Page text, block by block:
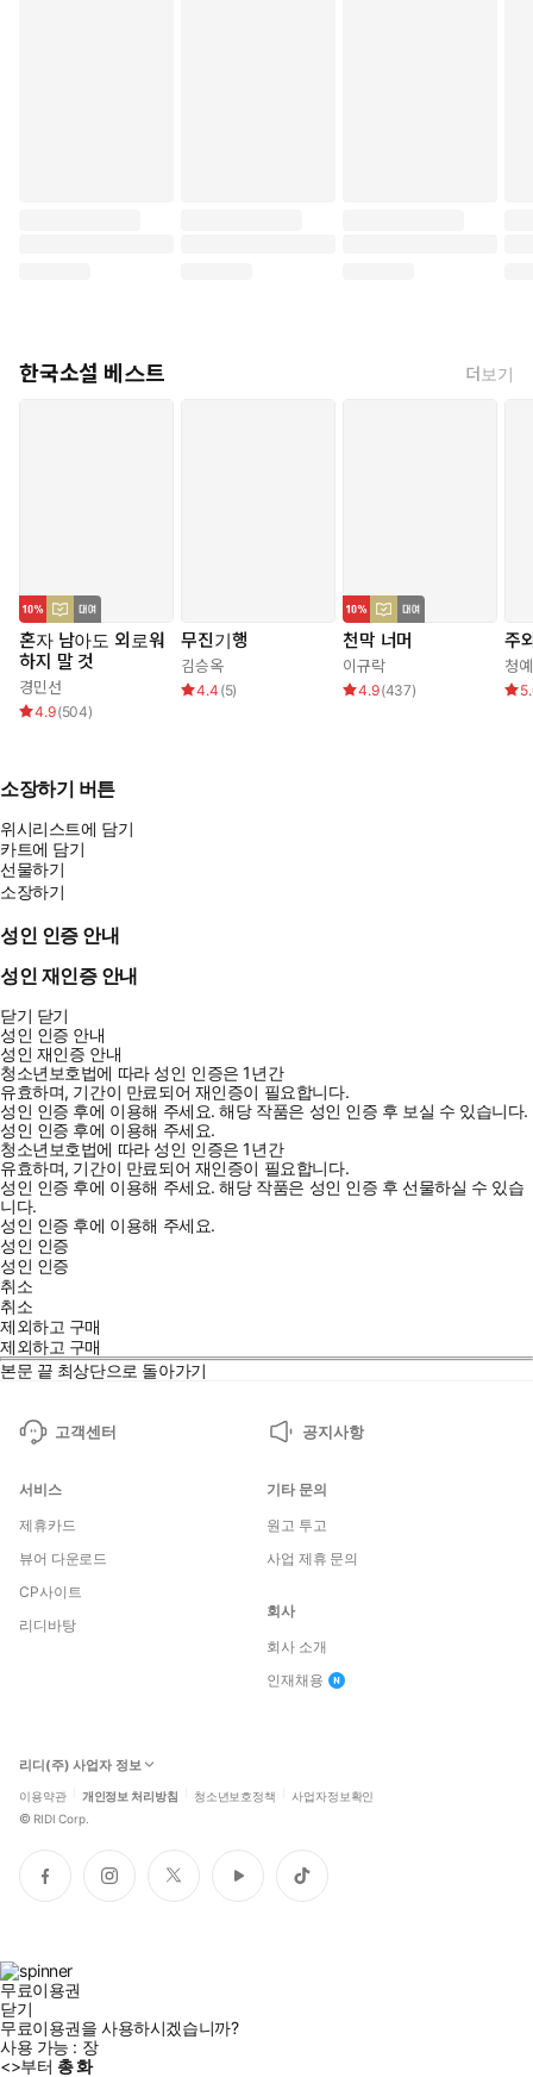
한국소설 베스트 더보기
혼자 남아도 외로워
하지 말 것
경민선
4.9(504)
무진기행
김승옥
4.4 (5)
천막 너머
이규락
4.9(437)
주
청예
소장하기 버튼
위시리스트에 담기
카트에 담기
선물하기
소장하기
성인 인증 안내
성인 재인증 안내
닫기 닫기
성인 인증 안내
성인 재인증 안내
청소년보호법에 따라 성인 인증은 1년간
유효하며, 기간이 만료되어 재인증이 필요합니다.
성인 인증 후에 이용해 주세요.해당 작품은 성인 인증 후 보실 수 있습니다.
성인 인증 후에 이용해 주세요.
청소년보호법에 따라 성인 인증은 1년간
유효하며, 기간이 만료되어 재인증이 필요합니다.
성인 인증 후에 이용해 주세요.해당 작품은 성인 인증 후 선물하실 수 있습
니다.
성인 인증 후에 이용해 주세요.
성인 인증
성인 인증
취소
취소
제외하고 구매
제외하고 구매
본문 끝 최상단으로 돌아가기
고객센터 공지사항
서비스
제휴카드
뷰어 다운로드
CP사이트
리디바탕
기타 문의
원고 투고
사업 제휴 문의
회사
회사 소개
인재채용
리디(주) 사업자 정보
이용약관 개인정보 처리방침 청소년보호정책 사업자정보확인
© RIDI Corp.
페
이
인
스
트
위
유
튜
틱
톡
무료이용권
닫기
무료이용권을 사용하시겠습니까?
사용 가능 : 장
<>부터 총화